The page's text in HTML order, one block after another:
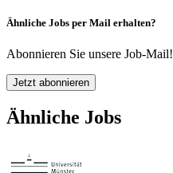
Ähnliche Jobs per Mail erhalten?
Abonnieren Sie unsere Job-Mail!
Jetzt abonnieren
Ähnliche Jobs